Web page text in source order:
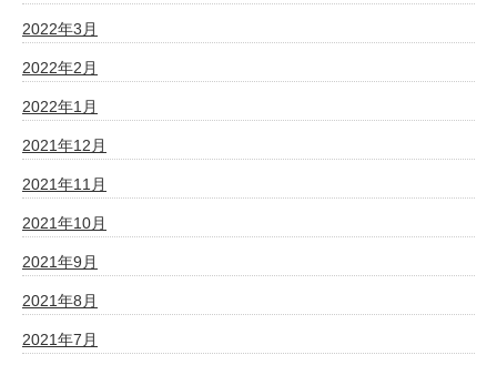
2022年3月
2022年2月
2022年1月
2021年12月
2021年11月
2021年10月
2021年9月
2021年8月
2021年7月